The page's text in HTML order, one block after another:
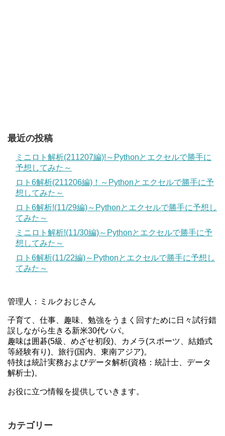
最近の投稿
ミニロト解析(211207編)!～Pythonとエクセルで勝手に
予想してみた～
ロト6解析(211206編)！～Pythonとエクセルで勝手に予
想してみた～
ロト6解析!(11/29編)～Pythonとエクセルで勝手に予想し
てみた～
ミニロト解析!(11/30編)～Pythonとエクセルで勝手に予
想してみた～
ロト6解析(11/22編)～Pythonとエクセルで勝手に予想し
てみた～
管理人：ミルクおじさん
子育て、仕事、趣味、勉強をうまく回すために日々試行錯
誤しながら生きる新米30代パパ。
趣味は囲碁(5級、めざせ初段)、カメラ(スポーツ、結婚式
等経験有り)、旅行(国内、東南アジア)。
特技は統計実務およびデータ解析(資格：統計士、データ
解析士)。
お役に立つ情報を提供していきます。
カテゴリー